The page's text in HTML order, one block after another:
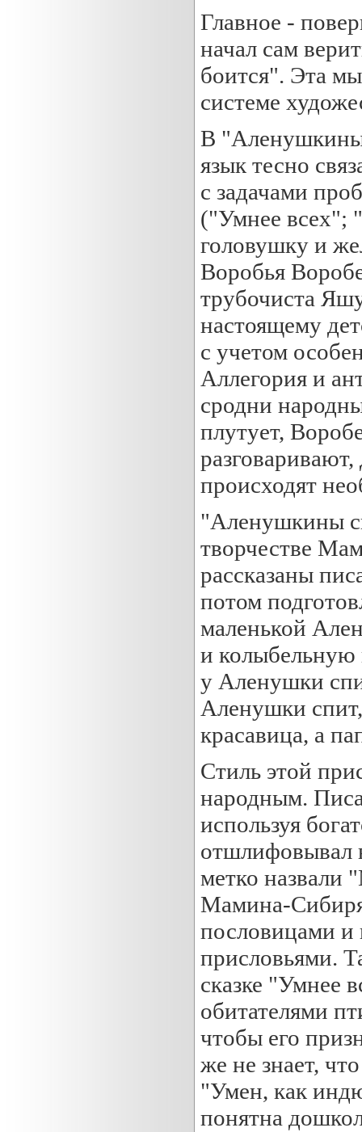
Главное -
начал сам
боится". Эта
системе
В
язык тесно
с задачами
("Умнее всех";
головушку и
Воробья
трубочиста
настоящему
с учетом
Аллегория и
сродни
плутует,
происходят
"Аленушкины
творчестве
рассказаны
потом
маленькой
и
у Аленушки
Аленушки
красавица, а
Стиль этой
народным.
используя
отшлифовывал
метко назвали
Мамина-
пословицами
присловьями.
сказке "Умнее
обитателями
чтобы его
же не знает,
"Умен, как
понятна